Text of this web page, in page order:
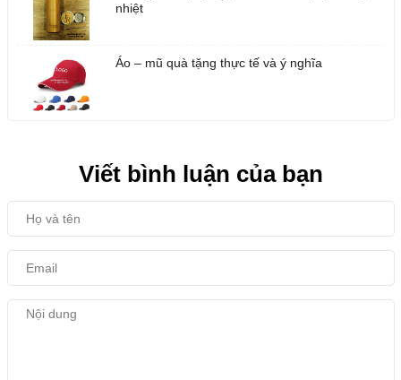
nhiệt
Áo – mũ quà tặng thực tế và ý nghĩa
Viết bình luận của bạn